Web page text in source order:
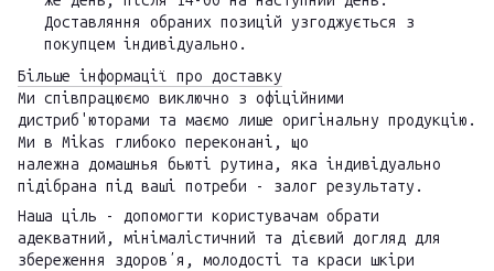
Доставляння обраних позицій узгоджується з
покупцем індивідуально.
Більше інформації про доставку
Ми співпрацюємо виключно з офіційними
дистриб'юторами та маємо лише оригінальну продукцію.
Ми в Mikas глибоко переконані, що
належна домашнья бьюті рутина, яка індивідуально
підібрана під ваші потреби - залог результату.
Наша ціль - допомогти користувачам обрати
адекватний, мінімалістичний та дієвий догляд для
збереження здоровʼя, молодості та краси шкіри